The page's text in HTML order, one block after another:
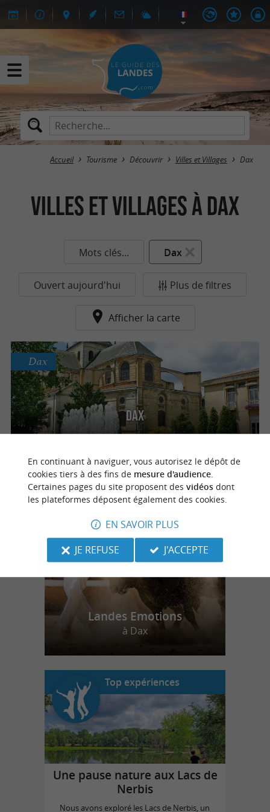
Accueil Tourisme Découvrir Villes et Villages Dax
Villes et Villages à Dax
Mots clés... Dax
Ouvert aujourd'hui Plus de filtres
Afficher la carte
Dax
Dax
n
o
t
r
e
c
o
u
p
d
e
c
o
e
u
r
Landes Emotions
à Dax
Top expériences
Une pause nature aux Lacs de
Nerbis
Nous avons exploré les Lacs de Nerbis, un
En continuant à naviguer, vous autorisez le dépôt de
cookies tiers à des fins de mesure d'audience.
Certaines pages du site proposent des vidéosdont
les plateformes déposent également des cookies.
EN SAVOIR PLUS
JE REFUSE
J'ACCEPTE